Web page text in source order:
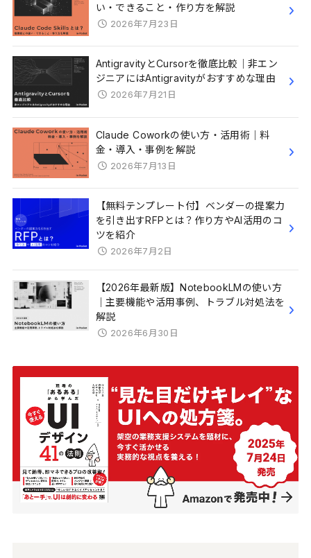
い・できること・作り方を解説
2026年7月23日
AntigravityとCursorを徹底比較｜非エン
ジニアにはAntigravityがおすすめな理由
2026年7月21日
Claude Coworkの使い方・活用術｜料
金・導入・事例を解説
2026年7月13日
【無料テンプレート付】ベンダーの提案力
を引き出すRFPとは？作り方やAI活用のコ
ツを紹介
2026年7月2日
【2026年最新版】NotebookLMの使い方
｜主要機能や活用事例、トラブル対処法を
解説
2026年6月30日